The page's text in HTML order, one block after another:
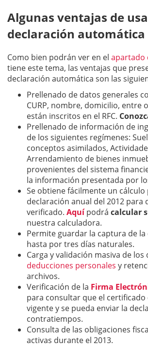
Algunas ventajas de
declaración automática
Como bien podrán ver en el apartado
tiene este tema, las ventajas que
declaración automática son las
Prellenado de datos generales
CURP, nombre, domicilio, entre
están inscritos en el RFC.
Prellenado de información de
de los siguientes regímenes:
conceptos asimilados,
Arrendamiento de bienes
provenientes del sistema
la información presentada por
Se obtiene fácilmente un
declaración anual del 2012 para
verificado. Aquípodrá calcular
nuestra calculadora.
Permite guardar la captura de la
hasta por tres días naturales.
Carga y validación masiva de los
deducciones personales y
archivos.
Verificación de la Firma
para consultar que el certificado
vigente y se pueda enviar la
contratiempos.
Consulta de las obligaciones
activas durante el 2013.